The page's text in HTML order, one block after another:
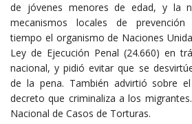
de jóvenes menores de edad, y la
mecanismos locales de
tiempo el organismo de Naciones
Ley de Ejecución Penal (24.660) en
nacional, y pidió evitar que se
de la pena. También advirtió sobre
decreto que criminaliza a los
Nacional de Casos de Torturas.